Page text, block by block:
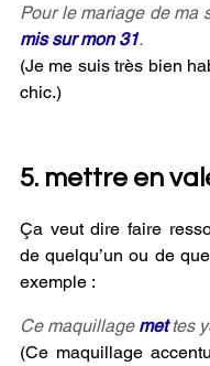
Pour le mariage de ma
mis sur mon 31.
(Je me suis très bien
chic.)
5. mettre en
Ça veut dire faire
de quelqu’un ou de
exemple :
Ce maquillage met tes
(Ce maquillage